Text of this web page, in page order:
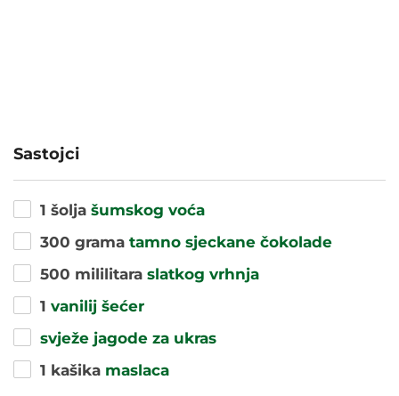
Sastojci
1 šolja šumskog voća
300 grama tamno sjeckane čokolade
500 mililitara slatkog vrhnja
1 vanilij šećer
svježe jagode za ukras
1 kašika maslaca